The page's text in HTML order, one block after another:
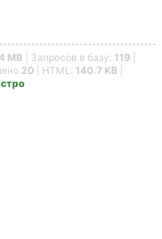
MB | Запросов в базу: 119
20 | HTML: 140.7 KB